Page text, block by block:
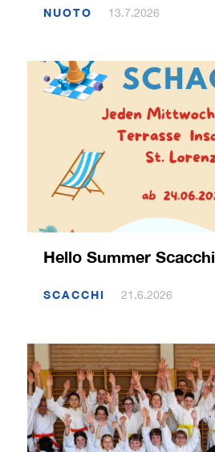
NUOTO 13.7.2026
Hello Summer Scacchi
SCACCHI 21.6.2026